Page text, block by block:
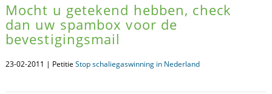
Mocht u getekend hebben, check
dan uw spambox voor de
bevestigingsmail
23-02-2011 | Petitie Stop schaliegaswinning in Nederland